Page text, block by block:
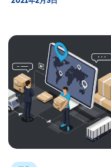
败，尤其是花费数百万
误。